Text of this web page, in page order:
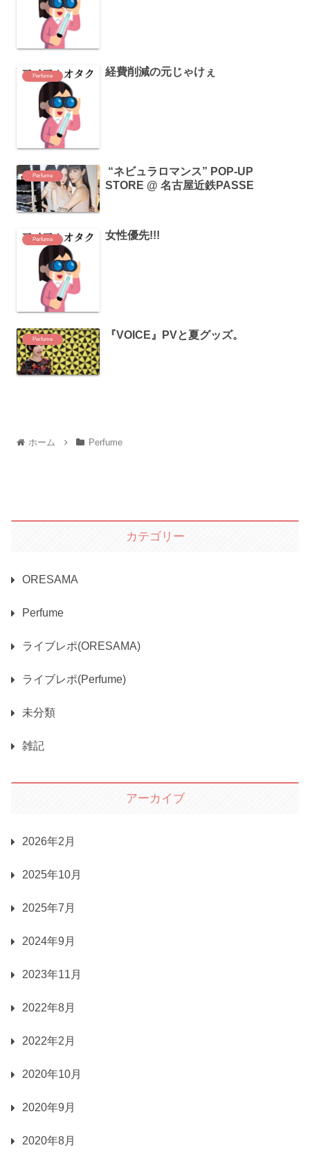
Perfume 経費削減の元じゃけぇ
Perfume
“ネビュラロマンス” POP-UP
STORE @ 名古屋近鉄PASSE
Perfume 女性優先!!!
Perfume 『VOICE』PVと夏グッズ。
ホーム Perfume
カテゴリー
ORESAMA
Perfume
ライブレポ(ORESAMA)
ライブレポ(Perfume)
未分類
雑記
アーカイブ
2026年2月
2025年10月
2025年7月
2024年9月
2023年11月
2022年8月
2022年2月
2020年10月
2020年9月
2020年8月